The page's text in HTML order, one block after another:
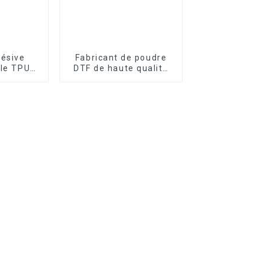
TPU
Fabricant de poudre
DTF de haute qualité